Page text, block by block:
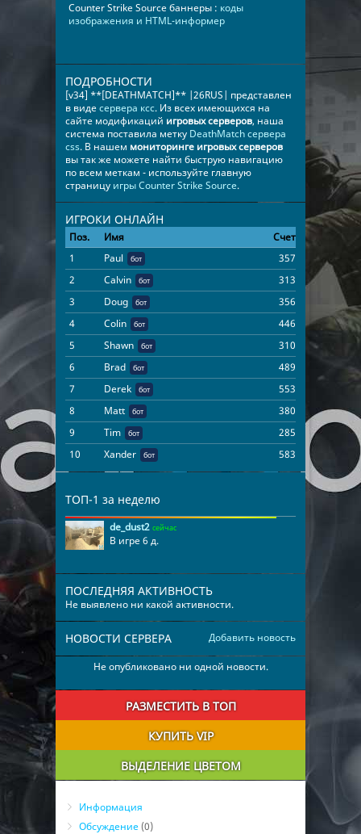
Counter Strike Source баннеры : коды
изображения и HTML-информер
ПОДРОБНОСТИ
[v34] **[DEATHMATCH]** |26RUS| представлен
в видесервера ксс. Из всех имеющихся на
сайте модификаций игровых серверов, наша
система поставила метку DeathMatch сервера
css. В нашем мониторинге игровых серверов
вы так же можете найти быструю навигацию
по всем меткам - используйте главную
страницу игры Counter Strike Source.
ИГРОКИ ОНЛАЙН
Поз. Имя Счет Время
1
Paul бот 357 03:58:19
2
Calvin бот 313 03:58:19
3
Doug бот 356
4
Colin бот 446 03:58:19
5
Shawn бот 310 03:58:19
6
Brad бот 489
7
Derek бот 553
8
Matt бот 380 03:58:19
9
Tim бот 285 03:58:19
10
Xander бот 583 17:48:51
ТОП-1 за неделю
de_dust2 сейчас
В игре 6 д.
ПОСЛЕДНЯЯ АКТИВНОСТЬ
Не выявлено ни какой активности.
Добавить новость
НОВОСТИ СЕРВЕРА
Не опубликовано ни одной новости.
РАЗМЕСТИТЬ В ТОП
КУПИТЬ VIP
ВЫДЕЛЕНИЕ ЦВЕТОМ
Информация
Обсуждение (0)